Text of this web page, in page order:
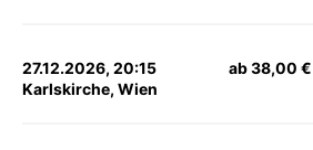
27.12.2026, 20:15
Karlskirche, Wien
ab 38,00 €